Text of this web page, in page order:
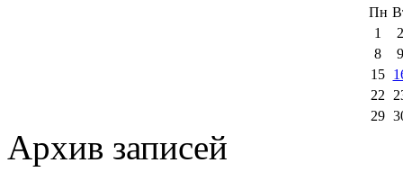
Пн
1
2
8
9
15
22
29
Архив записей